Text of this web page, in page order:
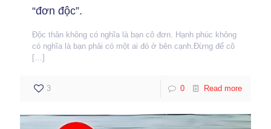
“đơn độc”.
Độc thân không có nghĩa là bạn cô đơn. Hạnh phúc không
có nghĩa là bạn phải có một ai đó ở bên cạnh.Đừng để cô
[…]
3 0 Read more